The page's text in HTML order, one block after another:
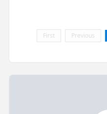
First Previous